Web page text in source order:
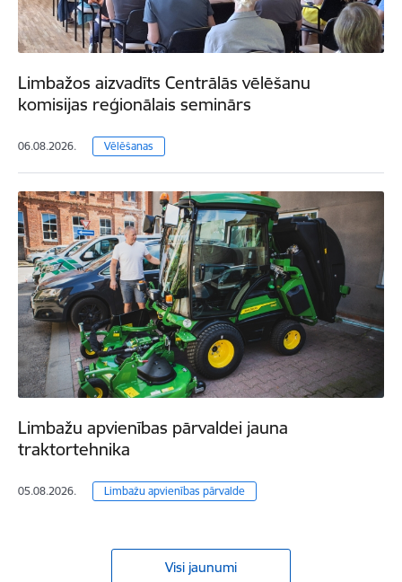
Limbažos aizvadīts Centrālās vēlēšanu
komisijas reģionālais seminārs
06.08.2026. Vēlēšanas
Limbažu apvienības pārvaldei jauna
traktortehnika
05.08.2026. Limbažu apvienības pārvalde
Visi jaunumi